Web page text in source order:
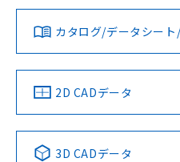
ダウンロードデータをご利用
みください。
ソフトウェアの使用条件
対応済み
中国 RoHS 注意事項・凡例
LR型式承認
（イギリス
船舶規格）
DNV型式承
（ノルウェ
No No
カタログ/データシー
2D CADデータ
3D CADデータ